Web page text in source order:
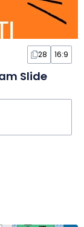
28 16:9
Slide